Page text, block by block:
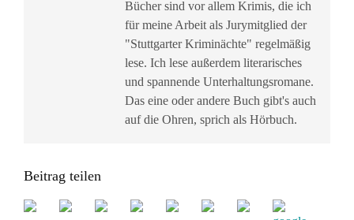
Bücher sind vor allem Krimis, die ich
für meine Arbeit als Jurymitglied der
"Stuttgarter Kriminächte" regelmäßig
lese. Ich lese außerdem literarisches
und spannende Unterhaltungsromane.
Das eine oder andere Buch gibt's auch
auf die Ohren, sprich als Hörbuch.
Beitrag teilen